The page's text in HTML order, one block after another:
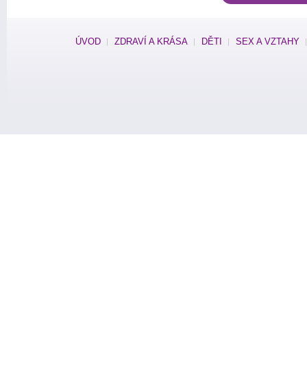
ÚVOD ZDRAVÍ A KRÁSA DĚTI SEX A VZTAHY